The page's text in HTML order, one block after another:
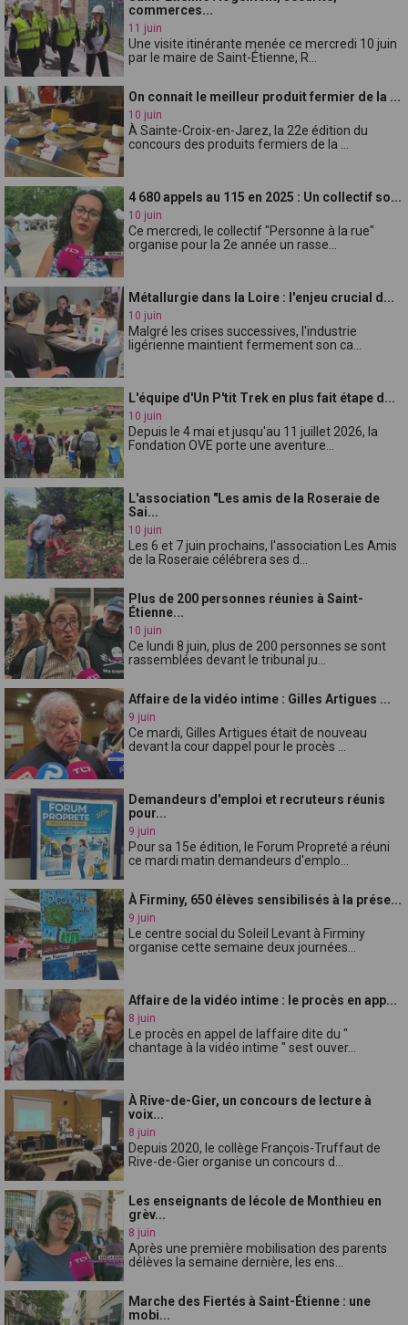
commerces...
11 juin
Une visite itinérante menée ce mercredi 10 juin
par le maire de Saint-Étienne, R...
On connait le meilleur produit fermier de la ...
10 juin
À Sainte-Croix-en-Jarez, la 22e édition du
concours des produits fermiers de la ...
4 680 appels au 115 en 2025 : Un collectif so...
10 juin
Ce mercredi, le collectif "Personne à la rue"
organise pour la 2e année un rasse...
Métallurgie dans la Loire : l'enjeu crucial d...
10 juin
Malgré les crises successives, l'industrie
ligérienne maintient fermement son ca...
L'équipe d'Un P'tit Trek en plus fait étape d...
10 juin
Depuis le 4 mai et jusqu'au 11 juillet 2026, la
Fondation OVE porte une aventure...
L'association "Les amis de la Roseraie de
Sai...
10 juin
Les 6 et 7 juin prochains, l'association Les Amis
de la Roseraie célébrera ses d...
Plus de 200 personnes réunies à Saint-
Étienne...
10 juin
Ce lundi 8 juin, plus de 200 personnes se sont
rassemblées devant le tribunal ju...
Affaire de la vidéo intime : Gilles Artigues ...
9 juin
Ce mardi, Gilles Artigues était de nouveau
devant la cour dappel pour le procès ...
Demandeurs d'emploi et recruteurs réunis
pour...
9 juin
Pour sa 15e édition, le Forum Propreté a réuni
ce mardi matin demandeurs d'emplo...
À Firminy, 650 élèves sensibilisés à la prése...
9 juin
Le centre social du Soleil Levant à Firminy
organise cette semaine deux journées...
Affaire de la vidéo intime : le procès en app...
8 juin
Le procès en appel de laffaire dite du "
chantage à la vidéo intime " sest ouver...
À Rive-de-Gier, un concours de lecture à
voix...
8 juin
Depuis 2020, le collège François-Truffaut de
Rive-de-Gier organise un concours d...
Les enseignants de lécole de Monthieu en
grèv...
8 juin
Après une première mobilisation des parents
délèves la semaine dernière, les ens...
Marche des Fiertés à Saint-Étienne : une
mobi...